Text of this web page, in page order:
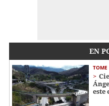
EN
este